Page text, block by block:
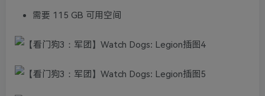
需要 115 GB 可用空间